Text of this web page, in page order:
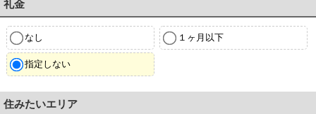
礼金
なし １ヶ月以下
指定しない
住みたいエリア